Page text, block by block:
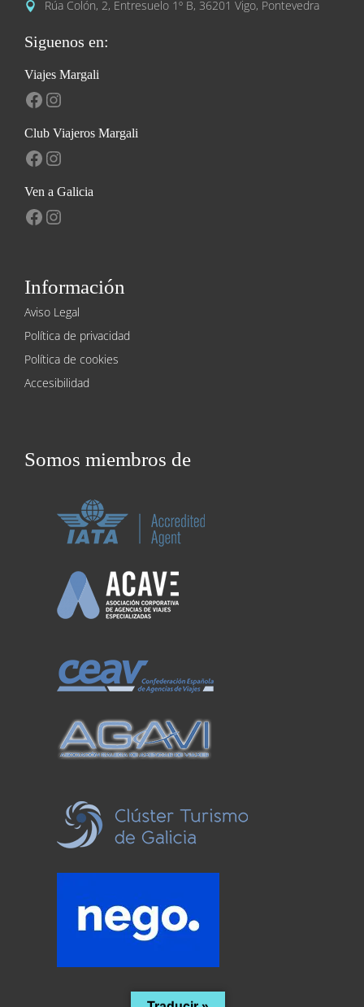
Rúa Colón, 2, Entresuelo 1º B, 36201 Vigo, Pontevedra
Siguenos en:
Viajes Margali
Facebook
Instagram
Club Viajeros Margali
Facebook
Instagram
Ven a Galicia
Facebook
Instagram
Información
Aviso Legal
Política de privacidad
Política de cookies
Accesibilidad
Somos miembros de